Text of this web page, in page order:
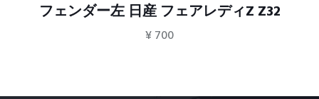
フェンダー左 日産 フェアレディZ Z32
¥ 700